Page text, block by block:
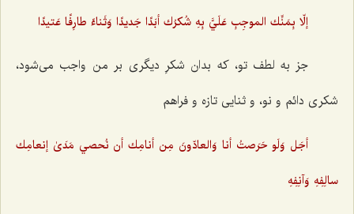
إلّا بِمَنِّك الموجِبِ عَلَيَّ بِهِ شُكرُك أبَدًا جَديدًا وَثَناءً طارِفًا عَتيدًا
جز به لطف تو، که بدان شکرِ دیگری بر من واجب می‌شود،
شکری دائم و نو، و ثنایی تازه و فراهم
أجَل وَلَو حَرَصتُ أنا وَالعادّونَ مِن أنامِك أن نُحصي مَدَىٰ إنعامِك
سالِفِهِ وَآنِفِهِ